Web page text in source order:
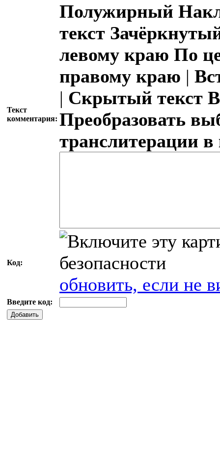
Текст
комментария:
Полужирный
текст
левому краю По
правому краю |
| Скрытый текст
Преобразовать
транслитерации
Код:
обновить, если не
Введите код:
Добавить